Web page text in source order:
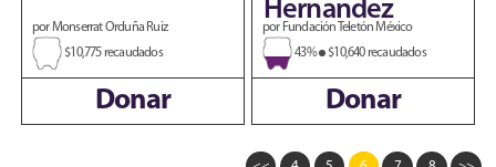
por Monserrat Orduña Ruiz
$10,775 recaudados
Donar
Hernandez
por Fundación Teletón México
43%
$10,640 recaudados
Donar